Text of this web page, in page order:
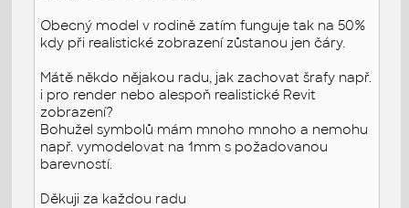
Obecný model v rodině zatím funguje tak na 50%
kdy při realistické zobrazení zůstanou jen čáry.
Mátě někdo nějakou radu, jak zachovat šrafy např.
i pro render nebo alespoň realistické Revit
zobrazení?
Bohužel symbolů mám mnoho mnoho a nemohu
např. vymodelovat na 1mm s požadovanou
barevností.
Děkuji za každou radu